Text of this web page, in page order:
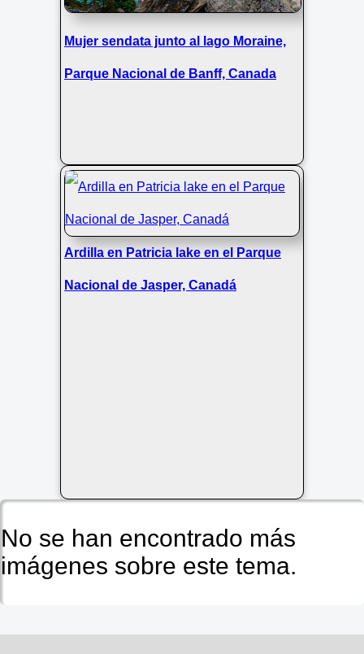
Mujer sendata junto al lago Moraine,
Parque Nacional de Banff, Canada
Ardilla en Patricia lake en el Parque
Nacional de Jasper, Canadá
No se han encontrado más
imágenes sobre este tema.